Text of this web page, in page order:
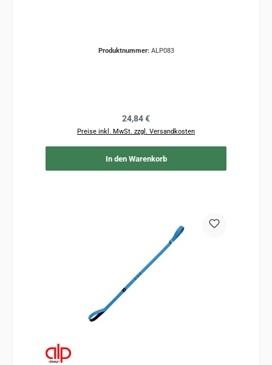
Produktnummer: ALP083
Regulärer Preis:
24,84 €
Preise inkl. MwSt. zzgl. Versandkosten
In den Warenkorb